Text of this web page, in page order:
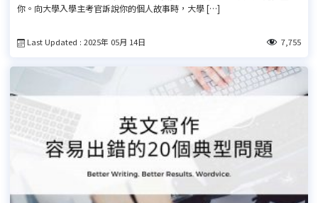
你。向大學入學主考官訴說你的個人故事時，大學 […]
Last Updated : 2025年 05月 14日 7,755